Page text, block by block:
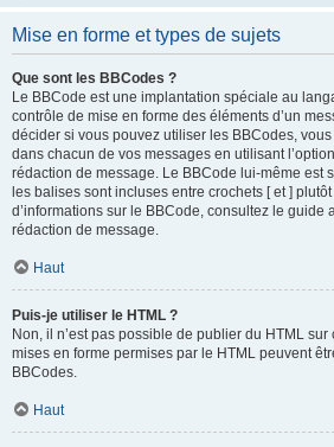
Mise en forme et types de sujets
Que sont les BBCodes ?
Le BBCode est une implantation spéciale au
contrôle de mise en forme des éléments d’un
décider si vous pouvez utiliser les BBCodes,
dans chacun de vos messages en utilisant
rédaction de message. Le BBCode lui-même est
les balises sont incluses entre crochets [ et ]
d’informations sur le BBCode, consultez le guide
rédaction de message.
Haut
Puis-je utiliser le HTML ?
Non, il n’est pas possible de publier du HTML
mises en forme permises par le HTML peuvent
BBCodes.
Haut